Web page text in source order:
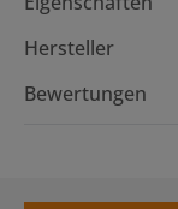
Hersteller
Bewertungen